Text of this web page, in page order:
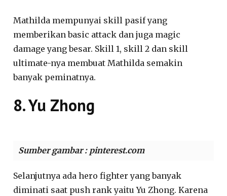
Mathilda mempunyai skill pasif yang
memberikan basic attack dan juga magic
damage yang besar. Skill 1, skill 2 dan skill
ultimate-nya membuat Mathilda semakin
banyak peminatnya.
8. Yu Zhong
Sumber gambar : pinterest.com
Selanjutnya ada hero fighter yang banyak
diminati saat push rank yaitu Yu Zhong. Karena